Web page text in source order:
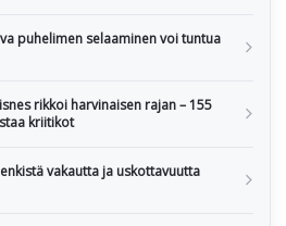
puhelimen selaaminen voi tuntua
rikkoi harvinaisen rajan – 155
kriitikot
vakautta ja uskottavuutta